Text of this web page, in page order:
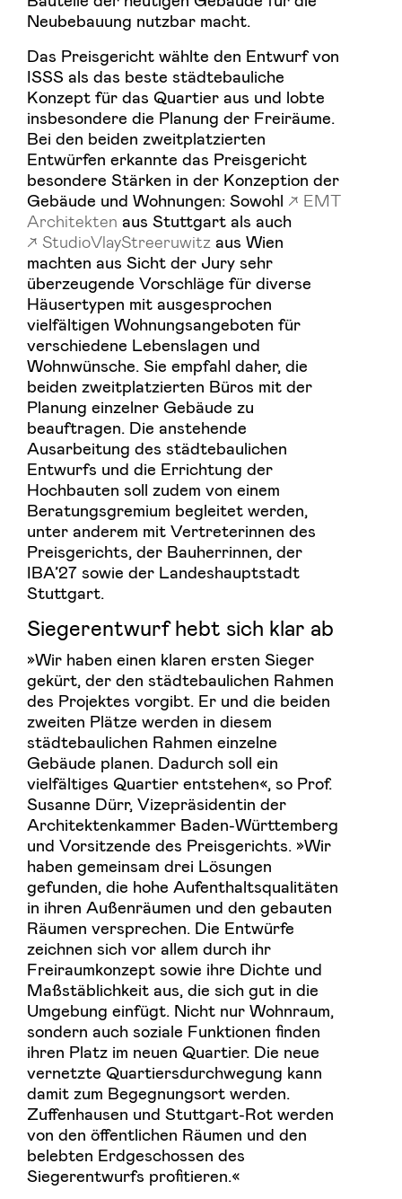
Neubebauung nutzbar macht.
Das Preisgericht wählte den Entwurf von
ISSS als das beste städtebauliche
Konzept für das Quartier aus und lobte
insbesondere die Planung der Freiräume.
Bei den beiden zweitplatzierten
Entwürfen erkannte das Preisgericht
besondere Stärken in der Konzeption der
Gebäude und Wohnungen: Sowohl
EMT
Architekten aus Stuttgart als auch
StudioVlayStreeruwitz aus Wien
machten aus Sicht der Jury sehr
überzeugende Vorschläge für diverse
Häusertypen mit ausgesprochen
vielfältigen Wohnungsangeboten für
verschiedene Lebenslagen und
Wohnwünsche. Sie empfahl daher, die
beiden zweitplatzierten Büros mit der
Planung einzelner Gebäude zu
beauftragen. Die anstehende
Ausarbeitung des städtebaulichen
Entwurfs und die Errichtung der
Hochbauten soll zudem von einem
Beratungsgremium begleitet werden,
unter anderem mit Vertreterinnen des
Preisgerichts, der Bauherrinnen, der
IBA’27 sowie der Landeshauptstadt
Stuttgart.
Siegerentwurf hebt sich klar ab
»Wir haben einen klaren ersten Sieger
gekürt, der den städtebaulichen Rahmen
des Projektes vorgibt. Er und die beiden
zweiten Plätze werden in diesem
städtebaulichen Rahmen einzelne
Gebäude planen. Dadurch soll ein
vielfältiges Quartier entstehen«, so Prof.
Susanne Dürr, Vizepräsidentin der
Architektenkammer Baden-Württemberg
und Vorsitzende des Preisgerichts. »Wir
haben gemeinsam drei Lösungen
gefunden, die hohe Aufenthaltsqualitäten
in ihren Außenräumen und den gebauten
Räumen versprechen. Die Entwürfe
zeichnen sich vor allem durch ihr
Freiraumkonzept sowie ihre Dichte und
Maßstäblichkeit aus, die sich gut in die
Umgebung einfügt. Nicht nur Wohnraum,
sondern auch soziale Funktionen finden
ihren Platz im neuen Quartier. Die neue
vernetzte Quartiersdurchwegung kann
damit zum Begegnungsort werden.
Zuffenhausen und Stuttgart-Rot werden
von den öffentlichen Räumen und den
belebten Erdgeschossen des
Siegerentwurfs profitieren.«